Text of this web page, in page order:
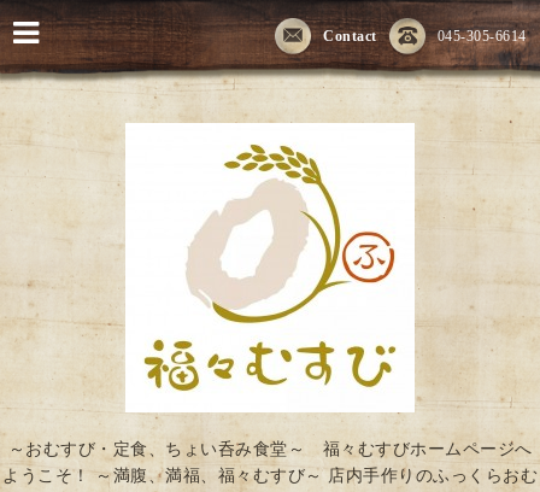
045-305-6614
Contact
～おむすび・定食、ちょい呑み食堂～ 福々むすびホームページへ
ようこそ！ ～満腹、満福、福々むすび～ 店内手作りのふっくらおむ